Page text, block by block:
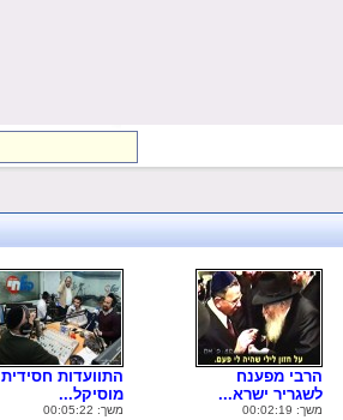
הרבי מפענח
לשגריר ישרא...
משך: 00:02:19
התוועדות חסידית
מוסיקל...
משך: 00:05:22